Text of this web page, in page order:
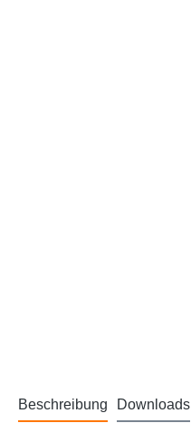
Beschreibung Downloads